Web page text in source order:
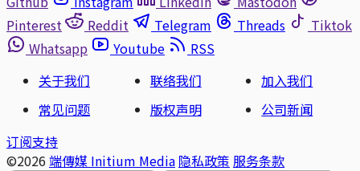
Pinterest
Reddit Telegram Threads
Tiktok
Whatsapp
Youtube
RSS
关于我们
联络我们
加入我们
常见问题
版权声明
公司新闻
订阅支持
©2026 端傳媒 Initium Media 隐私政策 服务条款